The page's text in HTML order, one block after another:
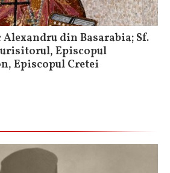
Alexandru din Basarabia; Sf.
Episcopul
Episcopul Cretei